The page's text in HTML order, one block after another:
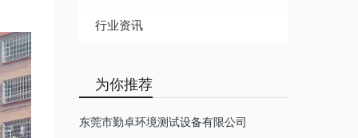
行业资讯
为你推荐
东莞市勤卓环境测试设备有限公司